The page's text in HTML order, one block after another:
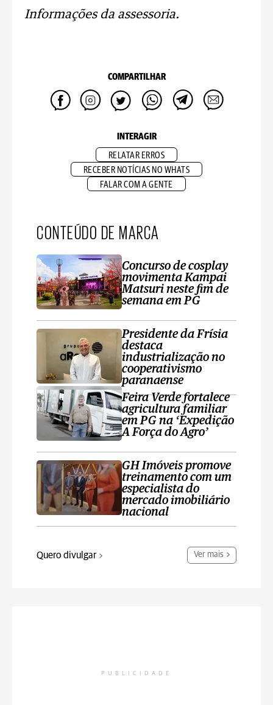
Informações da assessoria.
COMPARTILHAR
INTERAGIR
RELATAR ERROS
RECEBER NOTÍCIAS NO WHATS
FALAR COM A GENTE
CONTEÚDO DE MARCA
Concurso de cosplay
movimenta Kampai
Matsuri neste fim de
semana em PG
Presidente da Frísia
destaca
industrialização no
cooperativismo
paranaense
Feira Verde fortalece
agricultura familiar
em PG na ‘Expedição
A Força do Agro’
GH Imóveis promove
treinamento com um
especialista do
mercado imobiliário
nacional
Quero divulgar Ver mais
PUBLICIDADE